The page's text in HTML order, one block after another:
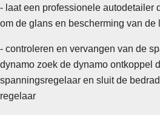
- laat een professionele autodetailer
om de glans en bescherming van de
- controleren en vervangen van de
dynamo zoek de dynamo ontkoppel
spanningsregelaar en sluit de
regelaar